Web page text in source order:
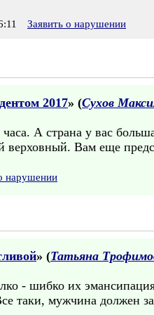
Заявить о нарушении
2017» (Сухов
А страна у вас
верховный. Вам еще
нарушении
» (Татьяна
- шибко их
таки, мужчина должен